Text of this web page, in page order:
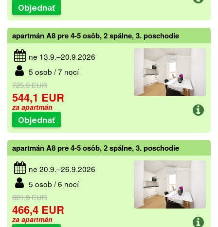
Objednať
apartmán A8 pre 4-5 osôb, 2 spálne, 3. poschodie
ne 13.9.–20.9.2026
5 osob / 7 nocí
725,5 EUR
544,1 EUR
za apartmán
Objednať
apartmán A8 pre 4-5 osôb, 2 spálne, 3. poschodie
ne 20.9.–26.9.2026
5 osob / 6 nocí
621,9 EUR
466,4 EUR
za apartmán